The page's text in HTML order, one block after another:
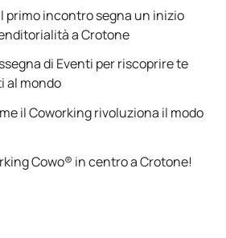
primo incontro segna un inizio
a Crotone
di Eventi per riscoprire te
al mondo
il Coworking rivoluziona il modo
Cowo® in centro a Crotone!